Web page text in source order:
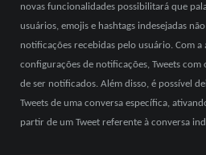
novas funcionalidades possibilitará que
usuários, emojis e hashtags indesejadas
notificações recebidas pelo usuário. Com
configurações de notificações, Tweets com
de ser notificados. Além disso, é possível
Tweets de uma conversa específica,
partir de um Tweet referente à conversa